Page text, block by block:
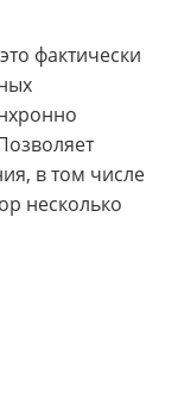
фактически
в том числе
несколько